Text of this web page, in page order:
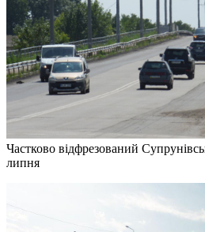
Частково відфрезований
липня